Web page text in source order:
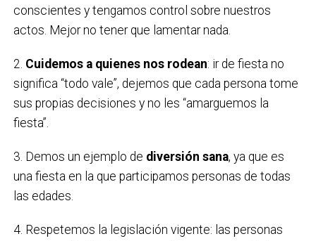
conscientes y tengamos control sobre nuestros
actos. Mejor no tener que lamentar nada.
2. Cuidemos a quienes nos rodean: ir de fiesta no
significa “todo vale”, dejemos que cada persona tome
sus propias decisiones y no les “amarguemos la
fiesta”.
3. Demos un ejemplo de diversión sana, ya que es
una fiesta en la que participamos personas de todas
las edades.
4. Respetemos la legislación vigente: las personas